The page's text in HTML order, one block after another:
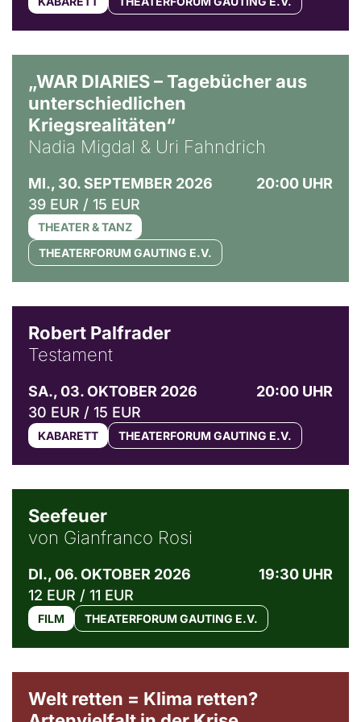
„WAR DIARIES – Tagebücher aus
unterschiedlichen
Kriegsrealitäten“
Nadia Migdal & Uri Fahndrich
MI., 30. SEPTEMBER 2026
20:00 UHR
39 EUR / 15 EUR
THEATER & TANZ
THEATERFORUM GAUTING E.V.
Robert Palfrader
Testament
SA., 03. OKTOBER 2026
20:00 UHR
30 EUR / 15 EUR
KABARETT THEATERFORUM GAUTING E.V.
Seefeuer
von Gianfranco Rosi
DI., 06. OKTOBER 2026
19:30 UHR
12 EUR / 11 EUR
FILM THEATERFORUM GAUTING E.V.
Welt retten = Klima retten?